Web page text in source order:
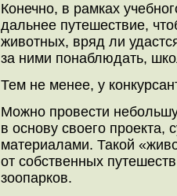
Конечно, в рамках
дальнее путешествие,
животных, вряд ли
за ними понаблюдать,
Тем не менее, у
Можно провести
в основу своего проекта,
материалами. Такой
от собственных
зоопарков.